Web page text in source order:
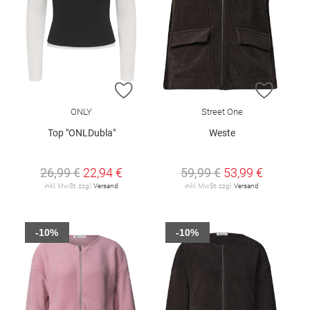
ZUR WUNSCHLISTE HINZUFÜGEN
ONLY
Top "ONLDubla"
26,99 € 22,94 €
inkl. MwSt. zzgl. Versand
ZUR
Street One
Weste
59,99 € 53,99 €
inkl. MwSt. zzgl. Versand
-10% -10%